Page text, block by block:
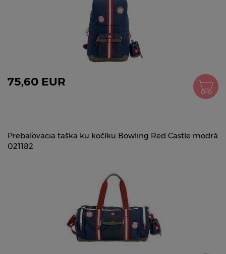
75,60 EUR
Prebaľovacia taška ku kočíku Bowling Red Castle modrá
021182